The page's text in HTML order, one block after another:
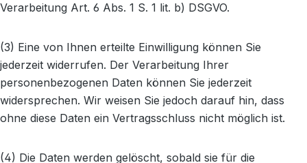
Verarbeitung Art. 6 Abs. 1 S. 1 lit. b) DSGVO.
(3) Eine von Ihnen erteilte Einwilligung können Sie
jederzeit widerrufen. Der Verarbeitung Ihrer
personenbezogenen Daten können Sie jederzeit
widersprechen. Wir weisen Sie jedoch darauf hin, dass
ohne diese Daten ein Vertragsschluss nicht möglich ist.
(4) Die Daten werden gelöscht, sobald sie für die